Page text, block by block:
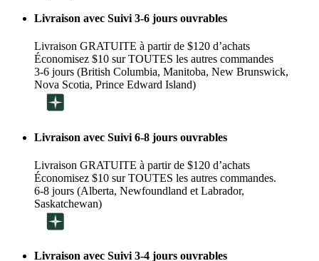
Livraison avec Suivi 3-6 jours ouvrables
Livraison GRATUITE à partir de $120 d’achats
Économisez $10 sur TOUTES les autres commandes
3-6 jours (British Columbia, Manitoba, New Brunswick,
Nova Scotia, Prince Edward Island)
Livraison avec Suivi 6-8 jours ouvrables
Livraison GRATUITE à partir de $120 d’achats
Économisez $10 sur TOUTES les autres commandes.
6-8 jours (Alberta, Newfoundland et Labrador,
Saskatchewan)
Livraison avec Suivi 3-4 jours ouvrables